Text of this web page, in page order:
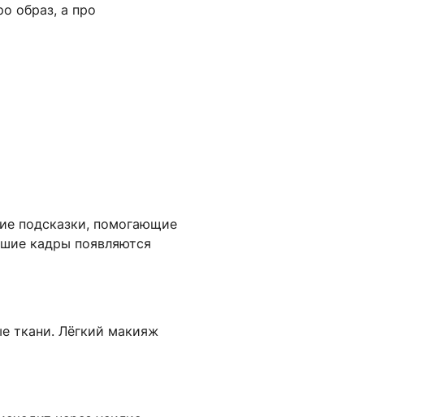
образ, а про
подсказки, помогающие
кадры появляются
ткани. Лёгкий макияж